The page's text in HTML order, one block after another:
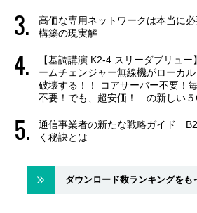
高価な専用ネットワークは本当に
構築の現実解
【基調講演 K2-4 スリーダブリュ
ームチェンジャー無線機がローカ
破壊する！！ コアサーバー不要！
不要！でも、超安価！ の新しい５
通信事業者の新たな戦略ガイド
く秘訣とは
ダウンロード数ランキングをも